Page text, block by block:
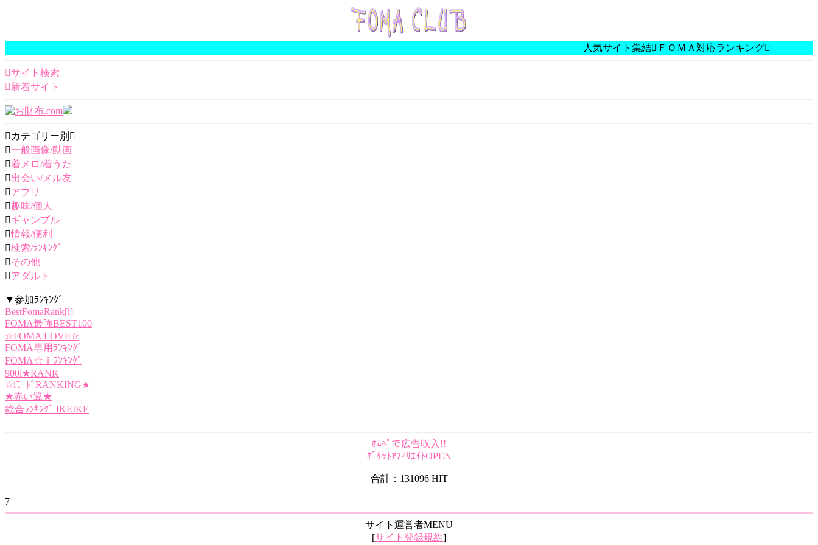
人気サイト集結ＦＯＭＡ対応ランキング
サイト検索
新着サイト
カテゴリー別
一般画像/動画
着メロ/着うた
出会い/メル友
アプリ
趣味/個人
ギャンブル
情報/便利
検索/ﾗﾝｷﾝｸﾞ
その他
アダルト
▼参加ﾗﾝｷﾝｸﾞ
BestFomaRank[i]
FOMA最強BEST100
☆FOMA LOVE☆
FOMA専用ﾗﾝｷﾝｸﾞ
FOMA☆ｉﾗﾝｷﾝｸﾞ
900i★RANK
☆iﾓｰﾄﾞRANKING★
★赤い翼★
総合ﾗﾝｷﾝｸﾞ IKEIKE
ﾎﾑﾍﾟで広告収入!!
ﾎﾟｹｯﾄｱﾌｨﾘｴｲﾄOPEN
合計：131096 HIT
7
サイト運営者MENU
[サイト登録規約]